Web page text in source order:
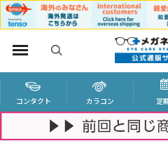
コンタクト カラコン 定